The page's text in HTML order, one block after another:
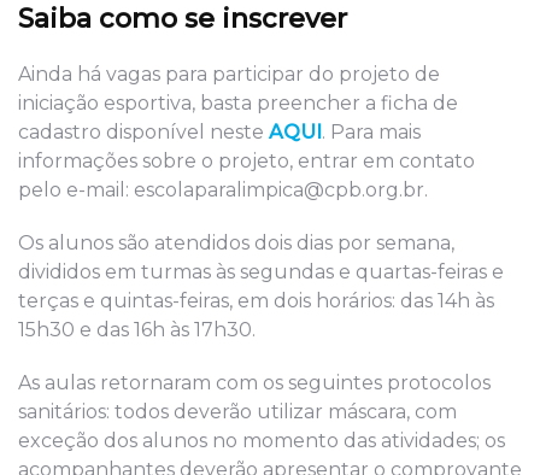
Saiba como se inscrever
Ainda há vagas para participar do projeto de
iniciação esportiva, basta preencher a ficha de
cadastro disponível neste AQUI. Para mais
informações sobre o projeto, entrar em contato
pelo e-mail: escolaparalimpica@cpb.org.br.
Os alunos são atendidos dois dias por semana,
divididos em turmas às segundas e quartas-feiras e
terças e quintas-feiras, em dois horários: das 14h às
15h30 e das 16h às 17h30.
As aulas retornaram com os seguintes protocolos
sanitários: todos deverão utilizar máscara, com
exceção dos alunos no momento das atividades; os
acompanhantes deverão apresentar o comprovante